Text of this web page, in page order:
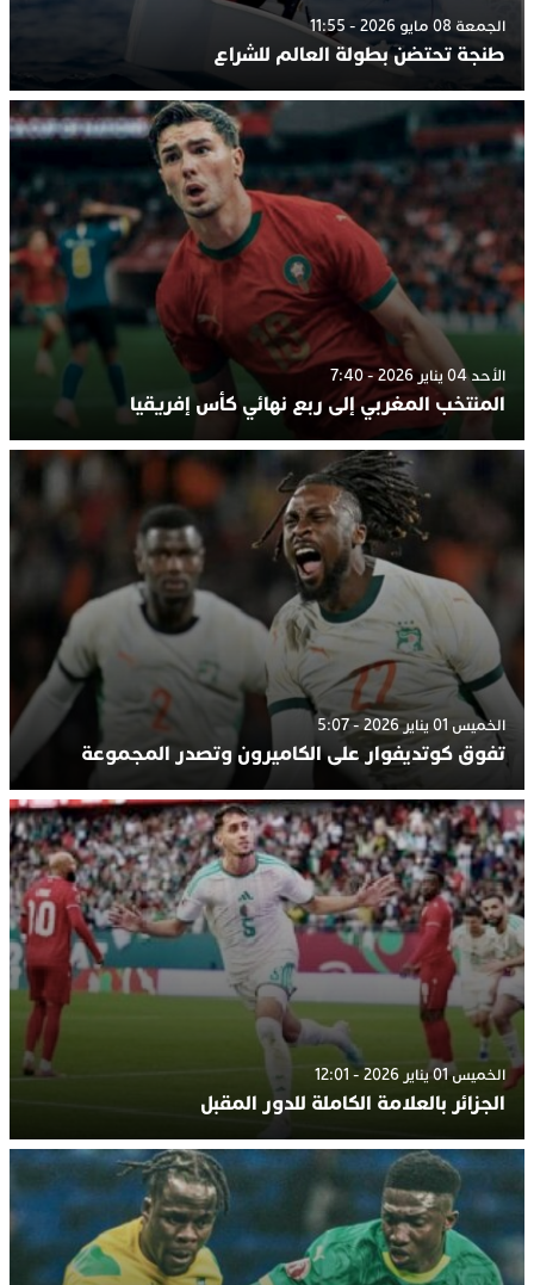
الجمعة 08 مايو 2026 - 11:55
طنجة تحتضن بطولة العالم للشراع
الأحد 04 يناير 2026 - 7:40
المنتخب المغربي إلى ربع نهائي كأس إفريقيا
الخميس 01 يناير 2026 - 5:07
تفوق كوتديفوار على الكاميرون وتصدر المجموعة
الخميس 01 يناير 2026 - 12:01
الجزائر بالعلامة الكاملة للدور المقبل